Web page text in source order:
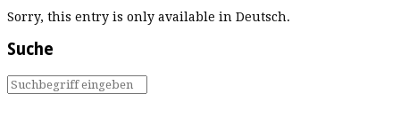
Sorry, this entry is only available in Deutsch.
Suche